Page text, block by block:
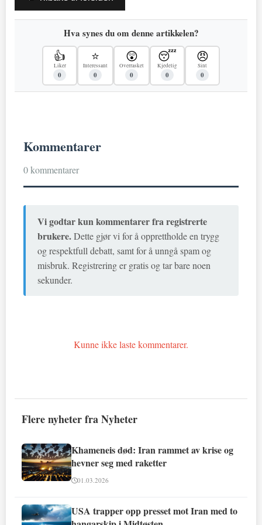
Hva synes du om denne artikkelen?
👍
Liker
0
⭐
Interessant
0
😲
Overrasket
0
😴
Kjedelig
0
😠
Sint
0
Kommentarer
0 kommentarer
Vi godtar kun kommentarer fra registrerte
brukere.Dette gjør vi for å opprettholde en trygg
og respektfull debatt, samt for å unngå spam og
misbruk. Registrering er gratis og tar bare noen
sekunder.
Kunne ikke laste kommentarer.
Flere nyheter fra Nyheter
Khameneis død: Iran rammet av krise og
hevner seg med raketter
01.03.2026
USA trapper opp presset mot Iran med to